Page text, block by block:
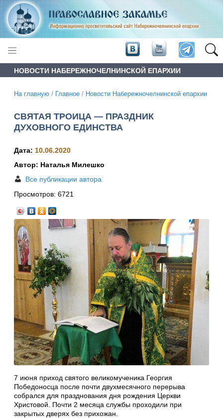
НОВОСТИ НАБЕРЕЖНОЧЕЛНИНСКОЙ ЕПАРХИИ
На главную / Главное / Новости Набережночелнинской епархии
СВЯТАЯ ТРОИЦА — ПРАЗДНИК
ДУХОВНОГО ЕДИНСТВА
Дата: 10.06.2020
Автор: Наталья Милешко
Все публикации автора
Просмотров: 6721
7 июня приход святого великомученика Георгия
Победоносца после почти двухмесячного перерыва
собрался для празднования дня рождения Церкви
Христовой. Почти 2 месяца службы проходили при
закрытых дверях без прихожан.